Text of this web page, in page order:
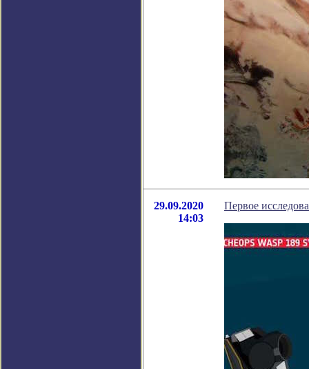
29.09.2020
14:03
Первое